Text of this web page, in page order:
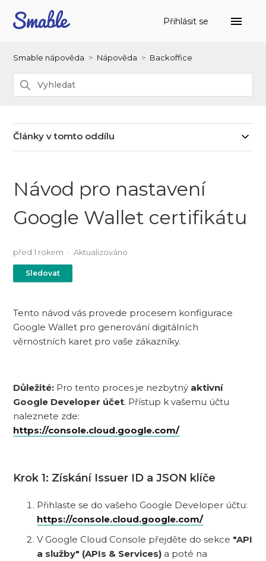
Přihlásit se
Smable nápověda Nápověda Backoffice
Články v tomto oddílu
Návod pro nastavení
Google Wallet certifikátu
před 1 rokem Aktualizováno
Sledovat
Tento návod vás provede procesem konfigurace
Google Wallet pro generování digitálních
věrnostních karet pro vaše zákazníky.
Důležité: Pro tento proces je nezbytný aktivní
Google Developer účet. Přístup k vašemu účtu
naleznete zde:
https://console.cloud.google.com/
Krok 1: Získání Issuer ID a JSON klíče
Přihlaste se do vašeho Google Developer účtu:
https://console.cloud.google.com/
V Google Cloud Console přejděte do sekce "API
a služby" (APIs & Services) a poté na